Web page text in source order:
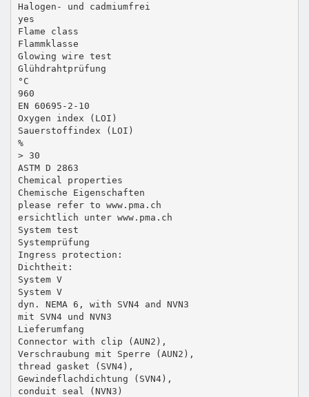
Halogen- und cadmiumfrei
yes
Flame class
Flammklasse
Glowing wire test
Glühdrahtprüfung
°C
960
EN 60695-2-10
Oxygen index (LOI)
Sauerstoffindex (LOI)
%
> 30
ASTM D 2863
Chemical properties
Chemische Eigenschaften
please refer to www.pma.ch
ersichtlich unter www.pma.ch
System test
Systemprüfung
Ingress protection:
Dichtheit:
System V
System V
dyn. NEMA 6, with SVN4 and NVN3
mit SVN4 und NVN3
Lieferumfang
Connector with clip (AUN2),
Verschraubung mit Sperre (AUN2),
thread gasket (SVN4),
Gewindeflachdichtung (SVN4),
conduit seal (NVN3)